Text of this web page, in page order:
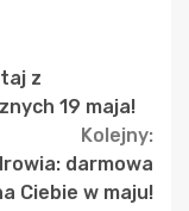
z
19 maja!
Kolejny:
darmowa
Ciebie w maju!